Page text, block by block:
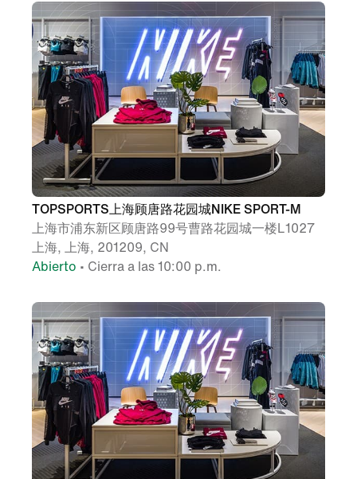
TOPSPORTS上海顾唐路花园城NIKE SPORT-M
上海市浦东新区顾唐路99号曹路花园城一楼L1027
上海, 上海, 201209, CN
Abierto • Cierra a las 10:00 p.m.